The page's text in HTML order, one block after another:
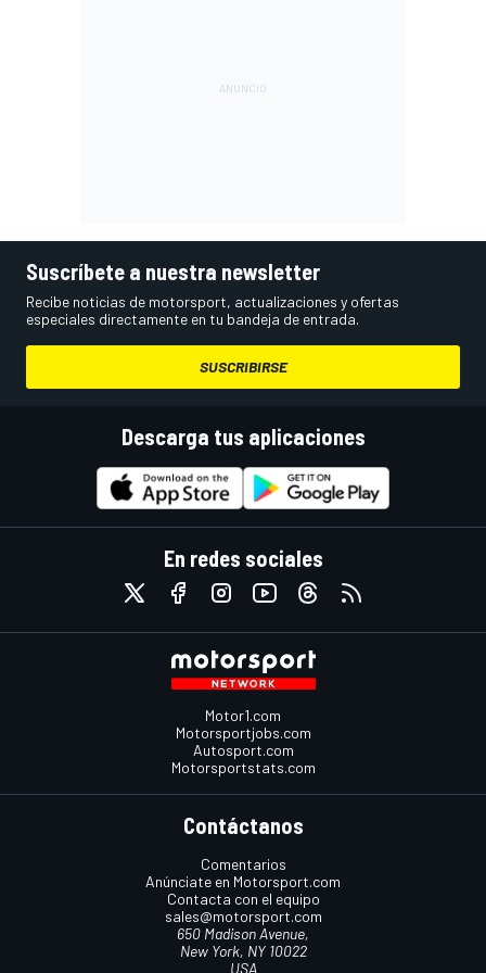
Suscríbete a nuestra newsletter
Recibe noticias de motorsport, actualizaciones y ofertas
especiales directamente en tu bandeja de entrada.
SUSCRIBIRSE
Descarga tus aplicaciones
En redes sociales
Motor1.com
Motorsportjobs.com
Autosport.com
Motorsportstats.com
Contáctanos
Comentarios
Anúnciate en Motorsport.com
Contacta con el equipo
sales@motorsport.com
650 Madison Avenue,
New York, NY 10022
USA